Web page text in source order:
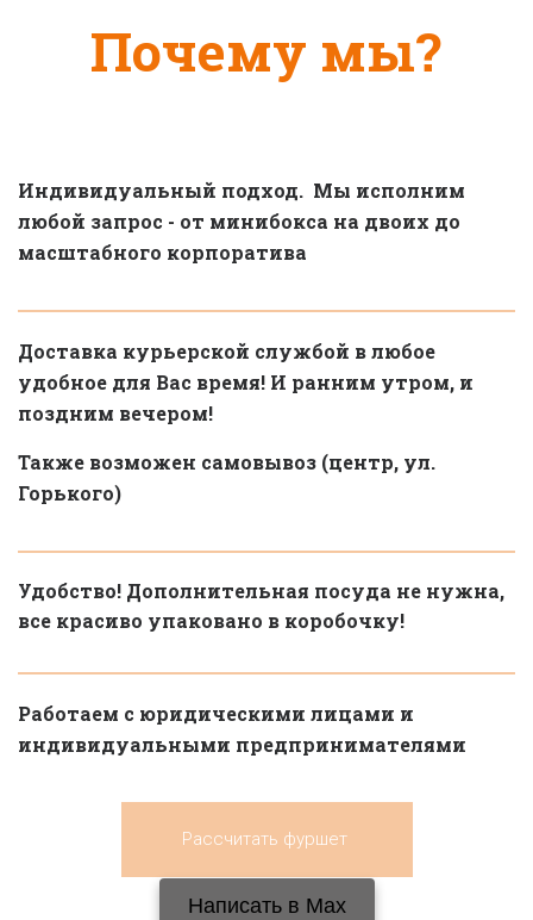
Почему мы?
Индивидуальный подход.  Мы исполним
любой запрос - от минибокса на двоих до
масштабного корпоратива
Доставка курьерской службой в любое
удобное для Вас время! И ранним утром, и
поздним вечером!
Также возможен самовывоз (центр, ул.
Горького)
Удобство! Дополнительная посуда не нужна,
все красиво упаковано в коробочку!
Работаем с юридическими лицами и
индивидуальными предпринимателями
Рассчитать фуршет
Написать в Мах